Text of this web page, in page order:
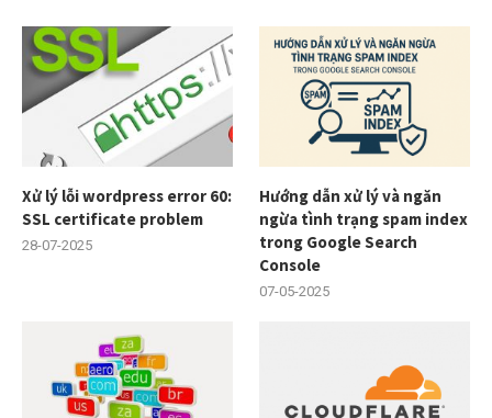
Xử lý lỗi wordpress error 60:
SSL certificate problem
28-07-2025
Hướng dẫn xử lý và ngăn
ngừa tình trạng spam index
trong Google Search
Console
07-05-2025